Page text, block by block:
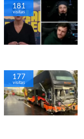
181
visitas
177
visitas